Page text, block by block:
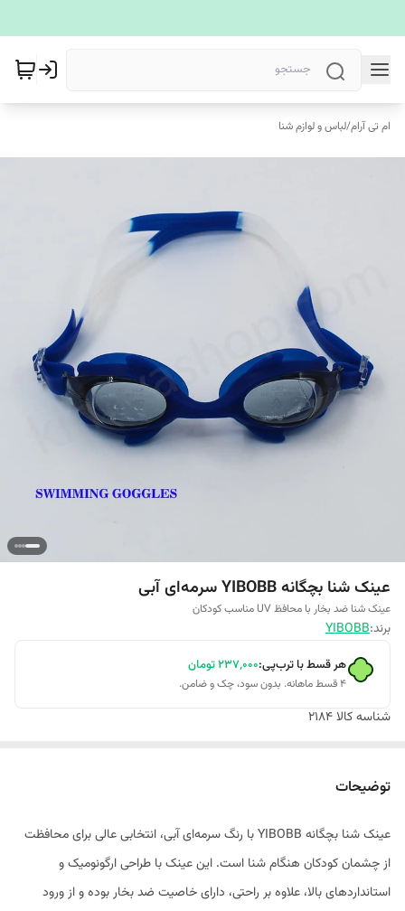
ام تی آرام/لباس و لوازم شنا
عینک شنا بچگانه YIBOBB سرمه‌ای آبی
عینک شنا ضد بخار با محافظ UV مناسب کودکان
برند:YIBOBB
هر قسط با ترب‌پی:۲۳۷٬۰۰۰تومان
۴ قسط ماهانه. بدون سود، چک و ضامن.
شناسه کالا2184
توضیحات
عینک شنا بچگانه YIBOBB با رنگ سرمه‌ای آبی، انتخابی عالی برای محافظت
از چشمان کودکان هنگام شنا است. این عینک با طراحی ارگونومیک و
استانداردهای بالا، علاوه بر راحتی، دارای خاصیت ضد بخار بوده و از ورود